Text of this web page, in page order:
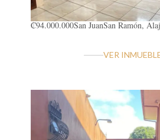
₡94.000.000San JuanSan Ramón,
VER